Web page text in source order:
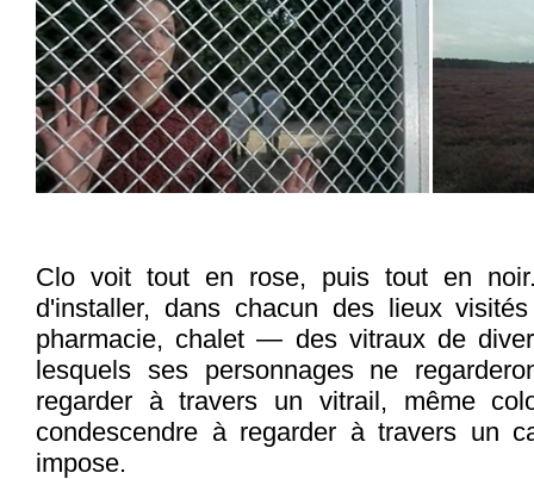
Clo voit tout en rose, puis tout en
d'installer, dans chacun des lieux
pharmacie, chalet — des vitraux de
lesquels ses personnages ne
regarder à travers un vitrail, même
condescendre à regarder à travers un
impose.